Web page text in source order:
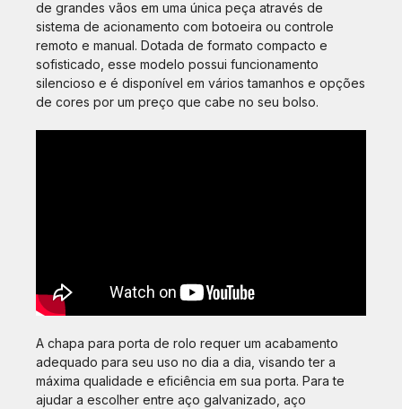
de grandes vãos em uma única peça através de
sistema de acionamento com botoeira ou controle
remoto e manual. Dotada de formato compacto e
sofisticado, esse modelo possui funcionamento
silencioso e é disponível em vários tamanhos e opções
de cores por um preço que cabe no seu bolso.
A chapa para porta de rolo requer um acabamento
adequado para seu uso no dia a dia, visando ter a
máxima qualidade e eficiência em sua porta. Para te
ajudar a escolher entre aço galvanizado, aço